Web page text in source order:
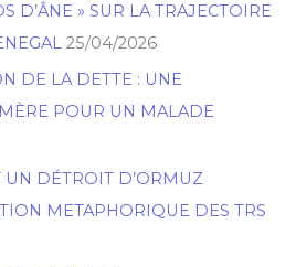
D’ÂNE » SUR LA TRAJECTOIRE
25/04/2026
DE LA DETTE : UNE
POUR UN MALADE
UN DÉTROIT D’ORMUZ
METAPHORIQUE DES TRS